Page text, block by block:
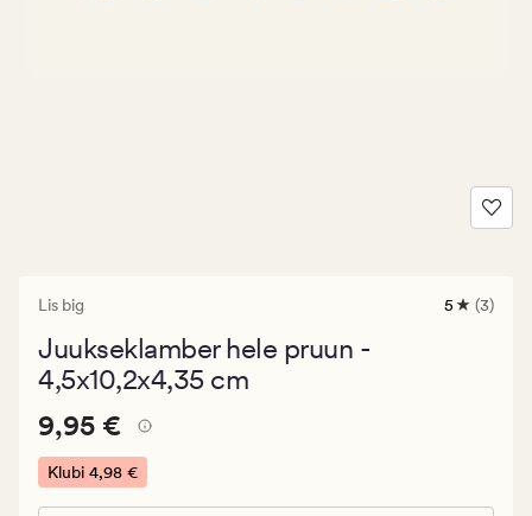
Lis big
3
5 (3)
Juukseklamber hele pruun -
4,5x10,2x4,35 cm
Pris_ee
9,95
€.
Klubi
Pris_ee 9,95 €
9,95 €
Klubi 4,98 €